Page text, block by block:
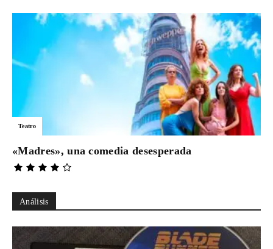
Teatro
«Madres», una comedia desesperada
Análisis